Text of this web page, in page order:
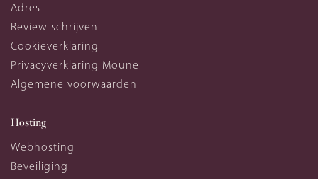
Adres
Review schrijven
Cookieverklaring
Privacyverklaring Moune
Algemene voorwaarden
Hosting
Webhosting
Beveiliging